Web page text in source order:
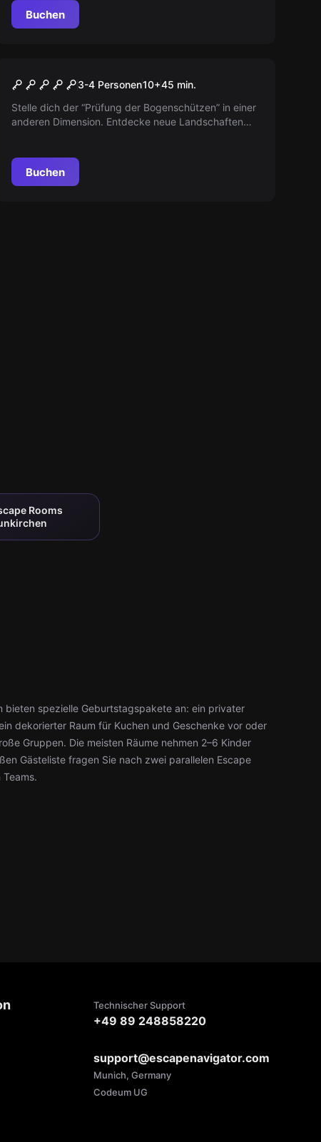
Zeit in deiner Hand, kannst du die Sanduhrkammer
erreichen und den Magus besiegen.
Buchen
Incarna VR3-4 Personen10+45 min.
Stelle dich der “Prüfung der Bogenschützen” in einer
anderen Dimension. Entdecke neue Landschaften
Rätselhaften Aufgaben meistern.
Buchen
Rooms
bieten spezielle Geburtstagspakete an: ein privater
dekorierter Raum für Kuchen und Geschenke vor oder
Gruppen. Die meisten Räume nehmen 2–6 Kinder
Gästeliste fragen Sie nach zwei parallelen Escape
Technischer Support
+49 89 248858220
support@escapenavigator.com
Munich, Germany
Codeum UG